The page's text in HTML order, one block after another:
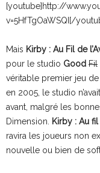
[youtube]http://
v=5HfTgOaWSQI[/
Mais Kirby : Au Fil de
pour le studio Good Fil
véritable premier jeu
en 2005, le studio
avant, malgré les
Dimension.
Kirby : Au fil
ravira les joueurs non
nouvelle ou bien de